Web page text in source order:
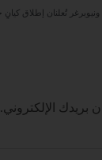
بريدك الإلكتروني.